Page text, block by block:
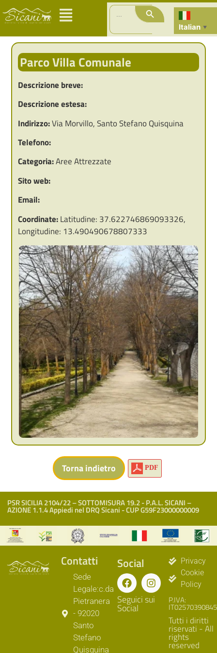
Search
for:
Search Button
Italian ▼
Parco Villa Comunale
Descrizione breve:
Descrizione estesa:
Indirizzo:Via Morvillo, Santo Stefano Quisquina
Telefono:
Categoria:Aree Attrezzate
Sito web:
Email:
Coordinate:Latitudine: 37.622746869093326,
Longitudine: 13.490490678807333
PDF
PSR SICILIA 2104/22 – SOTTOMISURA 19.2 - P.A.L. SICANI –
AZIONE 1.1.4 Appiedi nel DRQ Sicani - CUP G59F23000000009
Contatti
Sede
Legale:c.da
Pietranera
- 92020
Santo
Stefano
Quisquina
Social
Seguici sui
Social
Privacy
Cookie
Policy
P.IVA:
IT02570390845
Tutti i diritti
riservati - All
rights
reserved